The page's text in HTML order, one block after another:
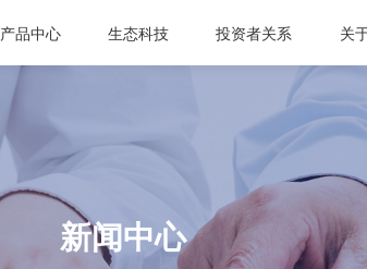
产品中心 生态科技 投资者关系 关
新闻中心